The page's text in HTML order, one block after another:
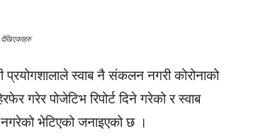
देखिएकाहरु
प्रयोगशालाले स्वाब नै संकलन नगरी कोरोनाको
गरेर पोजेटिभ रिपोर्ट दिने गरेको र स्वाब
नगरेको भेटिएको जनाइएको छ ।